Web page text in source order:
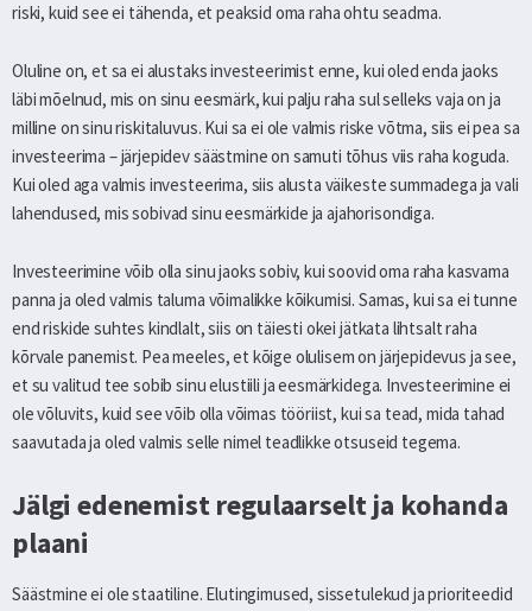
riski, kuid see ei tähenda, et peaksid oma raha ohtu seadma.
Oluline on, et sa ei alustaks investeerimist enne, kui oled enda jaoks
läbi mõelnud, mis on sinu eesmärk, kui palju raha sul selleks vaja on ja
milline on sinu riskitaluvus. Kui sa ei ole valmis riske võtma, siis ei pea sa
investeerima – järjepidev säästmine on samuti tõhus viis raha koguda.
Kui oled aga valmis investeerima, siis alusta väikeste summadega ja vali
lahendused, mis sobivad sinu eesmärkide ja ajahorisondiga.
Investeerimine võib olla sinu jaoks sobiv, kui soovid oma raha kasvama
panna ja oled valmis taluma võimalikke kõikumisi. Samas, kui sa ei tunne
end riskide suhtes kindlalt, siis on täiesti okei jätkata lihtsalt raha
kõrvale panemist. Pea meeles, et kõige olulisem on järjepidevus ja see,
et su valitud tee sobib sinu elustiili ja eesmärkidega. Investeerimine ei
ole võluvits, kuid see võib olla võimas tööriist, kui sa tead, mida tahad
saavutada ja oled valmis selle nimel teadlikke otsuseid tegema.
Jälgi edenemist regulaarselt ja kohanda
plaani
Säästmine ei ole staatiline. Elutingimused, sissetulekud ja prioriteedid